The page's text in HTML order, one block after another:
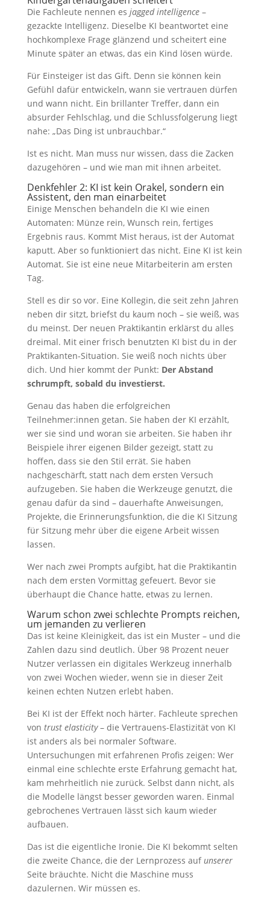
Die Fachleute nennen es jagged intelligence–
gezackte Intelligenz. Dieselbe KI beantwortet eine
hochkomplexe Frage glänzend und scheitert eine
Minute später an etwas, das ein Kind lösen würde.
Für Einsteiger ist das Gift. Denn sie können kein
Gefühl dafür entwickeln, wann sie vertrauen dürfen
und wann nicht. Ein brillanter Treffer, dann ein
absurder Fehlschlag, und die Schlussfolgerung liegt
nahe: „Das Ding ist unbrauchbar.“
Ist es nicht. Man muss nur wissen, dass die Zacken
dazugehören – und wie man mit ihnen arbeitet.
Denkfehler 2: KI ist kein Orakel, sondern ein
Assistent, den man einarbeitet
Einige Menschen behandeln die KI wie einen
Automaten: Münze rein, Wunsch rein, fertiges
Ergebnis raus. Kommt Mist heraus, ist der Automat
kaputt. Aber so funktioniert das nicht. Eine KI ist kein
Automat. Sie ist eine neue Mitarbeiterin am ersten
Tag.
Stell es dir so vor. Eine Kollegin, die seit zehn Jahren
neben dir sitzt, briefst du kaum noch – sie weiß, was
du meinst. Der neuen Praktikantin erklärst du alles
dreimal. Mit einer frisch benutzten KI bist du in der
Praktikanten-Situation. Sie weiß noch nichts über
dich. Und hier kommt der Punkt: Der Abstand
schrumpft, sobald du investierst.
Genau das haben die erfolgreichen
Teilnehmer:innen getan. Sie haben der KI erzählt,
wer sie sind und woran sie arbeiten. Sie haben ihr
Beispiele ihrer eigenen Bilder gezeigt, statt zu
hoffen, dass sie den Stil errät. Sie haben
nachgeschärft, statt nach dem ersten Versuch
aufzugeben. Sie haben die Werkzeuge genutzt, die
genau dafür da sind – dauerhafte Anweisungen,
Projekte, die Erinnerungsfunktion, die die KI Sitzung
für Sitzung mehr über die eigene Arbeit wissen
lassen.
Wer nach zwei Prompts aufgibt, hat die Praktikantin
nach dem ersten Vormittag gefeuert. Bevor sie
überhaupt die Chance hatte, etwas zu lernen.
Warum schon zwei schlechte Prompts reichen,
um jemanden zu verlieren
Das ist keine Kleinigkeit, das ist ein Muster – und die
Zahlen dazu sind deutlich. Über 98 Prozent neuer
Nutzer verlassen ein digitales Werkzeug innerhalb
von zwei Wochen wieder, wenn sie in dieser Zeit
keinen echten Nutzen erlebt haben.
Bei KI ist der Effekt noch härter. Fachleute sprechen
von trust elasticity– die Vertrauens-Elastizität von KI
ist anders als bei normaler Software.
Untersuchungen mit erfahrenen Profis zeigen: Wer
einmal eine schlechte erste Erfahrung gemacht hat,
kam mehrheitlich nie zurück. Selbst dann nicht, als
die Modelle längst besser geworden waren. Einmal
gebrochenes Vertrauen lässt sich kaum wieder
aufbauen.
Das ist die eigentliche Ironie. Die KI bekommt selten
die zweite Chance, die der Lernprozess aufunserer
Seite bräuchte. Nicht die Maschine muss
dazulernen. Wir müssen es.